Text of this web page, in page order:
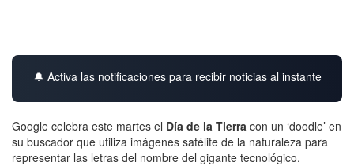
🔔 Activa las notificaciones para recibir noticias al instante
Google celebra este martes el Día de la Tierra con un ‘doodle’ en
su buscador que utiliza imágenes satélite de la naturaleza para
representar las letras del nombre del gigante tecnológico.